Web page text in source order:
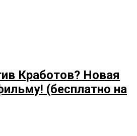
Кработов? Новая
(бесплатно на